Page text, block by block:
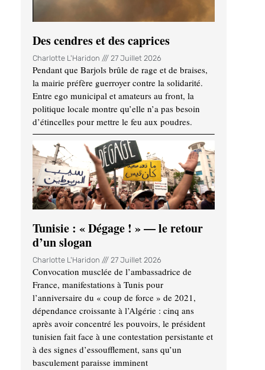
Des cendres et des caprices
Charlotte L'Haridon 27 Juillet 2026
Pendant que Barjols brûle de rage et de braises,
la mairie préfère guerroyer contre la solidarité.
Entre ego municipal et amateurs au front, la
politique locale montre qu’elle n’a pas besoin
d’étincelles pour mettre le feu aux poudres.
Tunisie : « Dégage ! » — le retour
d’un slogan
Charlotte L'Haridon 27 Juillet 2026
Convocation musclée de l’ambassadrice de
France, manifestations à Tunis pour
l’anniversaire du « coup de force » de 2021,
dépendance croissante à l’Algérie : cinq ans
après avoir concentré les pouvoirs, le président
tunisien fait face à une contestation persistante et
à des signes d’essoufflement, sans qu’un
basculement paraisse imminent